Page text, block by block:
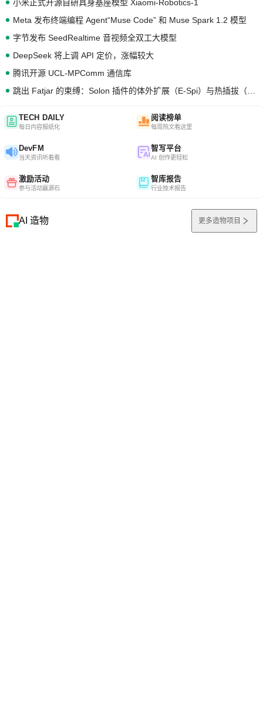
小米正式开源自研具身基座模型 Xiaomi-Robotics-1
Meta 发布终端编程 Agent“Muse Code” 和 Muse Spark 1.2 模型
字节发布 SeedRealtime 音视频全双工大模型
DeepSeek 将上调 API 定价，涨幅较大
腾讯开源 UCL-MPComm 通信库
TECH DAILY
每日内容报纸化
阅读榜单
每周热文看这里
DevFM
当天资讯听着看
智写平台
AI 创作更轻松
激励活动
参与活动赢源石
智库报告
行业技术报告
AI 造物 更多造物项目